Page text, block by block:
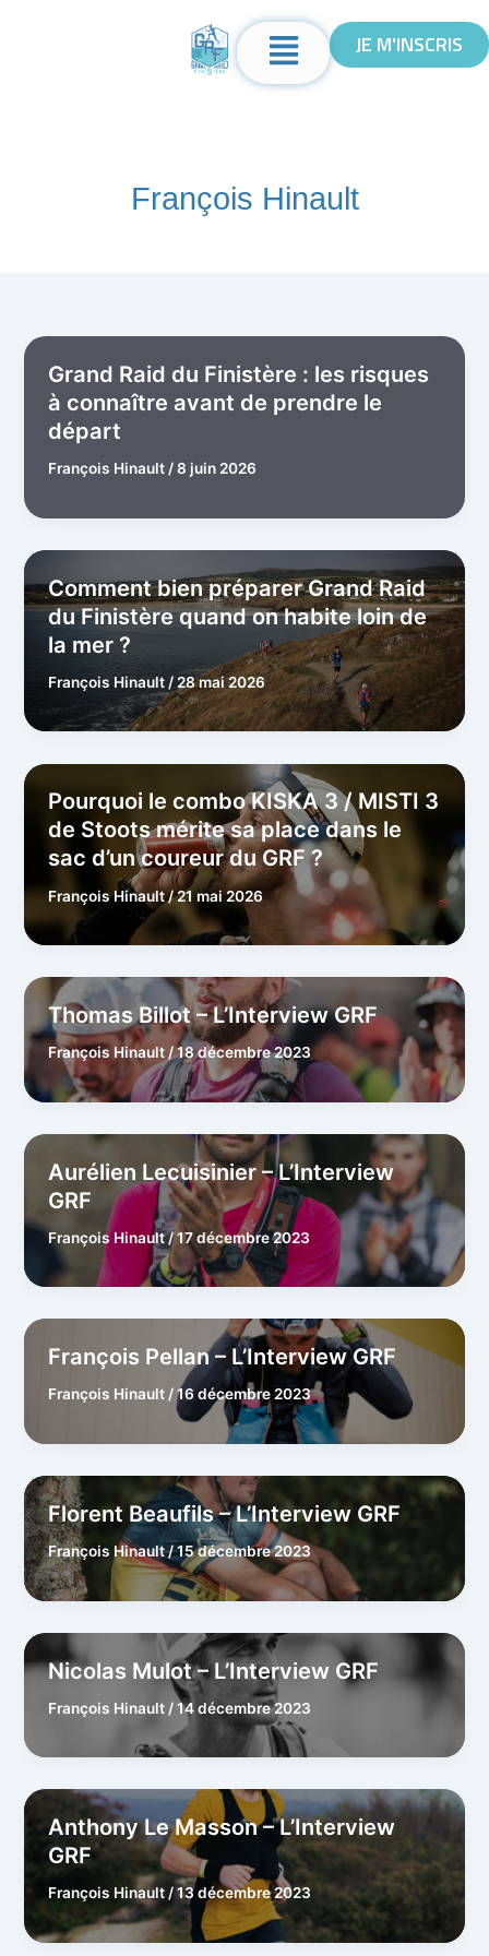
JE M'INSCRIS
Menu
François Hinault
Grand Raid du Finistère : les risques
à connaître avant de prendre le
départ
François Hinault/8 juin 2026
Comment bien préparer Grand Raid
du Finistère quand on habite loin de
la mer ?
François Hinault /28 mai 2026
Pourquoi le combo KISKA 3 / MISTI 3
de Stoots mérite sa place dans le
sac d’un coureur du GRF ?
François Hinault/21 mai 2026
Thomas Billot – L’Interview GRF
François Hinault /18 décembre 2023
Aurélien Lecuisinier – L’Interview
GRF
François Hinault/17 décembre 2023
François Pellan – L’Interview GRF
François Hinault/16 décembre 2023
Florent Beaufils – L’Interview GRF
François Hinault/15 décembre 2023
Nicolas Mulot – L’Interview GRF
François Hinault /14 décembre 2023
Anthony Le Masson – L’Interview
GRF
François Hinault/13 décembre 2023